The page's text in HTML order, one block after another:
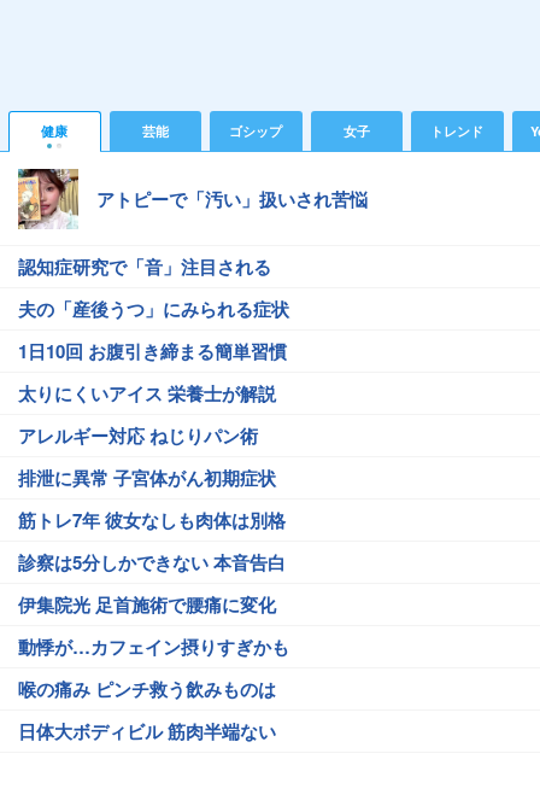
健康 芸能 ゴシップ 女子 トレンド
アトピーで「汚い」扱いされ苦悩
認知症研究で「音」注目される
夫の「産後うつ」にみられる症状
1日10回 お腹引き締まる簡単習慣
太りにくいアイス 栄養士が解説
アレルギー対応 ねじりパン術
排泄に異常 子宮体がん初期症状
筋トレ7年 彼女なしも肉体は別格
診察は5分しかできない 本音告白
伊集院光 足首施術で腰痛に変化
動悸が…カフェイン摂りすぎかも
喉の痛み ピンチ救う飲みものは
日体大ボディビル 筋肉半端ない